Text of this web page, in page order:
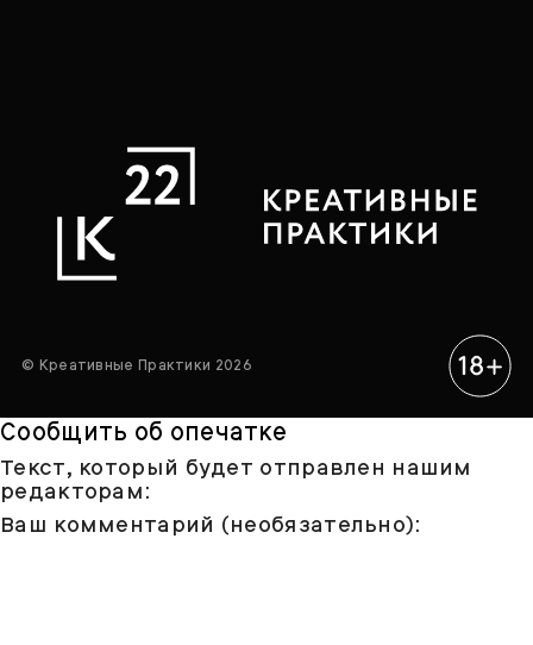
© Креативные Практики 2026
Сообщить об опечатке
Текст, который будет отправлен нашим
редакторам:
Ваш комментарий (необязательно):